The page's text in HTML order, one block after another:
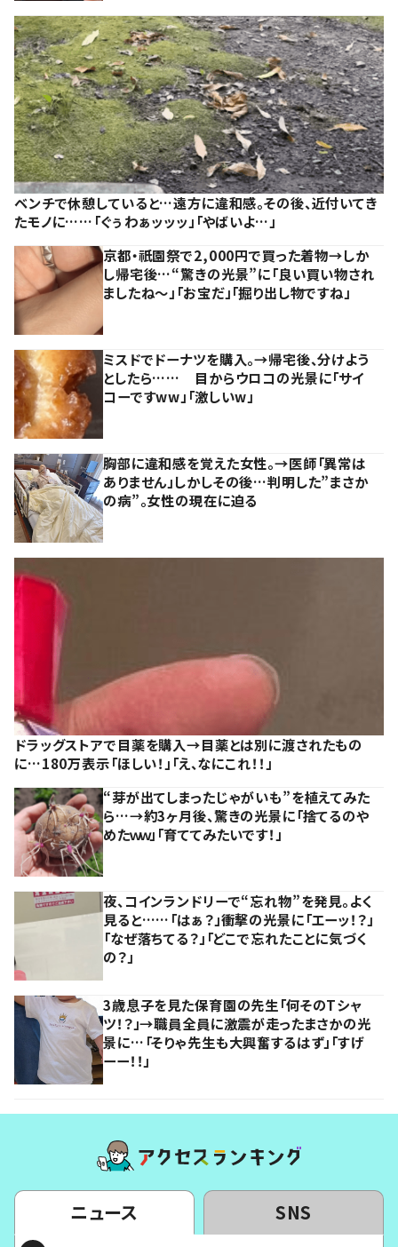
ベンチで休憩していると…遠方に違和感。その後、近付いてき
たモノに……「ぐぅわぁッッッ」「やばいよ…」
京都・祇園祭で2,000円で買った着物→しか
し帰宅後…“驚きの光景”に「良い買い物され
ましたね～」「お宝だ」「掘り出し物ですね」
ミスドでドーナツを購入。→帰宅後、分けよう
としたら…… 目からウロコの光景に「サイ
コーですww」「激しいw」
胸部に違和感を覚えた女性。→医師「異常は
ありません」しかしその後…判明した”まさか
の病”。女性の現在に迫る
ドラッグストアで目薬を購入→目薬とは別に渡されたもの
に…180万表示「ほしい！」「え、なにこれ！！」
“芽が出てしまったじゃがいも”を植えてみた
ら…→約3ヶ月後、驚きの光景に「捨てるのや
めたｗｗ」「育ててみたいです！」
夜、コインランドリーで“忘れ物”を発見。よく
見ると……「はぁ？」衝撃の光景に「エーッ！？」
「なぜ落ちてる？」「どこで忘れたことに気づく
の？」
3歳息子を見た保育園の先生「何そのTシャ
ツ！？」→職員全員に激震が走ったまさかの光
景に…「そりゃ先生も大興奮するはず」「すげ
ーー！！」
ニュース SNS